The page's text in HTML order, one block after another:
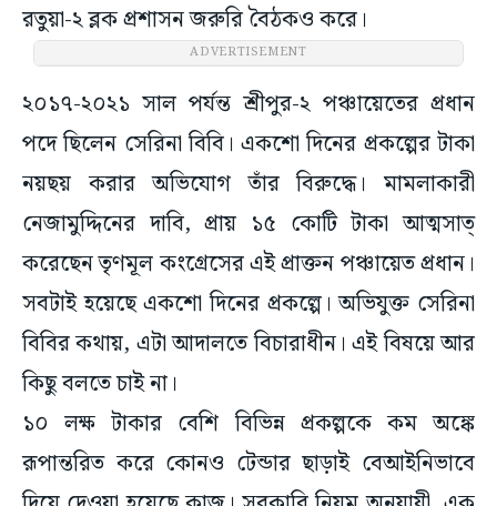
রতুয়া-২ ব্লক প্রশাসন জরুরি বৈঠকও করে।
ADVERTISEMENT
২০১৭-২০২১ সাল পর্যন্ত শ্রীপুর-২ পঞ্চায়েতের প্রধান
পদে ছিলেন সেরিনা বিবি। একশো দিনের প্রকল্পের টাকা
নয়ছয় করার অভিযোগ তাঁর বিরুদ্ধে। মামলাকারী
নেজামুদ্দিনের দাবি, প্রায় ১৫ কোটি টাকা আত্মসাত্
করেছেন তৃণমূল কংগ্রেসের এই প্রাক্তন পঞ্চায়েত প্রধান।
সবটাই হয়েছে একশো দিনের প্রকল্পে। অভিযুক্ত সেরিনা
বিবির কথায়, এটা আদালতে বিচারাধীন। এই বিষয়ে আর
কিছু বলতে চাই না।
১০ লক্ষ টাকার বেশি বিভিন্ন প্রকল্পকে কম অঙ্কে
রূপান্তরিত করে কোনও টেন্ডার ছাড়াই বেআইনিভাবে